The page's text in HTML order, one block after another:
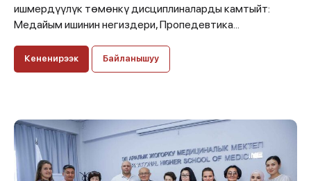
ишмердүүлүк төмөнкү дисциплиналарды камтыйт:
Медайым ишинин негиздери, Пропедевтика...
Кененирээк Байланышуу